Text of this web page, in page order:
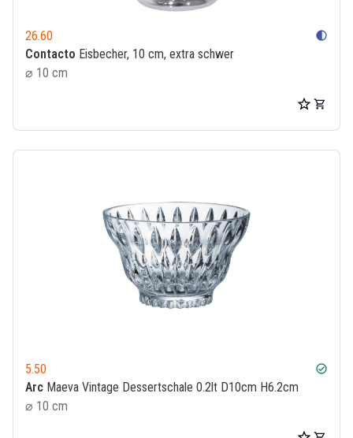
26.60 contrast
Contacto Eisbecher, 10 cm, extra schwer
⌀ 10 cm
5.50 check_circle
Arc Maeva Vintage Dessertschale 0.2lt D10cm H6.2cm
⌀ 10 cm